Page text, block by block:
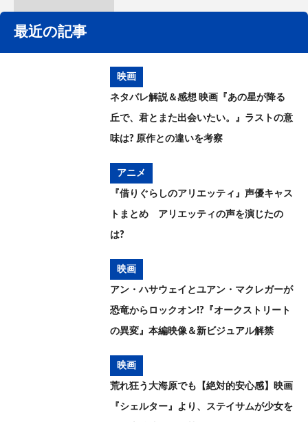
最近の記事
映画
ネタバレ解説＆感想 映画『あの星が降る
丘で、君とまた出会いたい。』ラストの意
味は? 原作との違いを考察
アニメ
『借りぐらしのアリエッティ』声優キャス
トまとめ アリエッティの声を演じたの
は?
映画
アン・ハサウェイとユアン・マクレガーが
恐竜からロックオン!?『オークストリート
の異変』本編映像＆新ビジュアル解禁
映画
荒れ狂う大海原でも【絶対的安心感】映画
『シェルター』より、ステイサムが少女を